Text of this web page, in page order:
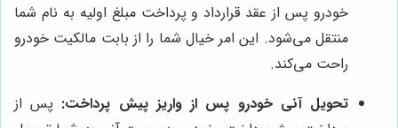
خودرو پس از عقد قرارداد و پرداخت مبلغ اولیه به نام شما
منتقل می‌شود. این امر خیال شما را از بابت مالکیت خودرو
راحت می‌کند.
تحویل آنی خودرو پس از واریز پیش پرداخت: پس از